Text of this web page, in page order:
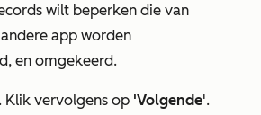
wilt beperken die van
app worden
en omgekeerd.
Klik vervolgens op 'Volgende'.